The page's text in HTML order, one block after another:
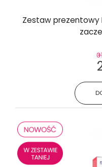
Zestaw prezentowy